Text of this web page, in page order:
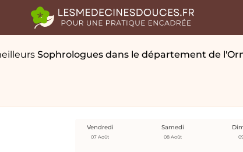
Sophrologues dans le département de
Vendredi
07 Août
Samedi
08 Août